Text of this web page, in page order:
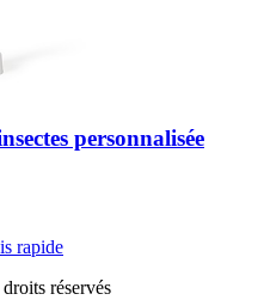
personnalisée
rapide
réservés